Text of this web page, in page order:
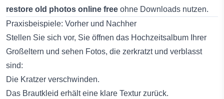
restore old photos online free ohne Downloads nutzen.
Praxisbeispiele: Vorher und Nachher
Stellen Sie sich vor, Sie öffnen das Hochzeitsalbum Ihrer
Großeltern und sehen Fotos, die zerkratzt und verblasst
sind:
Die Kratzer verschwinden.
Das Brautkleid erhält eine klare Textur zurück.